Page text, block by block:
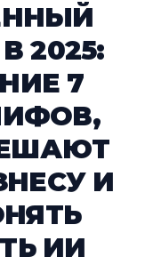
2025:
7
И
ИИ